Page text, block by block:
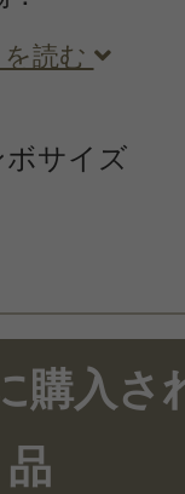
読む
ボサイズ
ミ
購入さ
品